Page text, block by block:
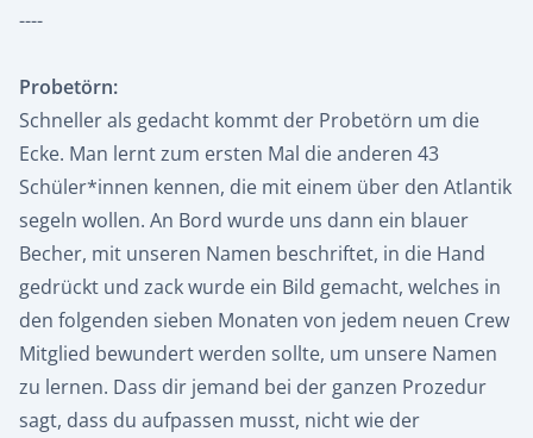
----
Probetörn:
Schneller als gedacht kommt der Probetörn um die
Ecke. Man lernt zum ersten Mal die anderen 43
Schüler*innen kennen, die mit einem über den Atlantik
segeln wollen. An Bord wurde uns dann ein blauer
Becher, mit unseren Namen beschriftet, in die Hand
gedrückt und zack wurde ein Bild gemacht, welches in
den folgenden sieben Monaten von jedem neuen Crew
Mitglied bewundert werden sollte, um unsere Namen
zu lernen. Dass dir jemand bei der ganzen Prozedur
sagt, dass du aufpassen musst, nicht wie der